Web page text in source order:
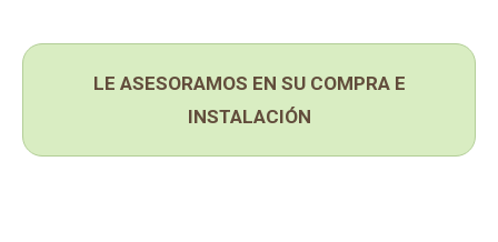
LE ASESORAMOS EN SU COMPRA E
INSTALACIÓN